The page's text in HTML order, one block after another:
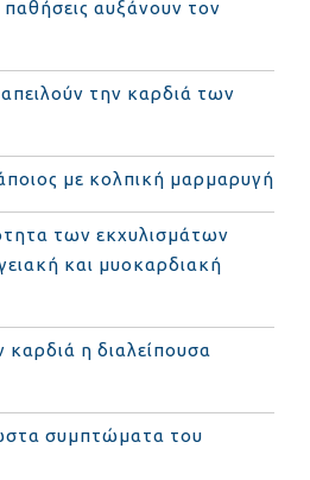
παθήσεις αυξάνουν τον
την καρδιά των
με κολπική μαρμαρυγή
των εκχυλισμάτων
και μυοκαρδιακή
καρδιά η διαλείπουσα
συμπτώματα του